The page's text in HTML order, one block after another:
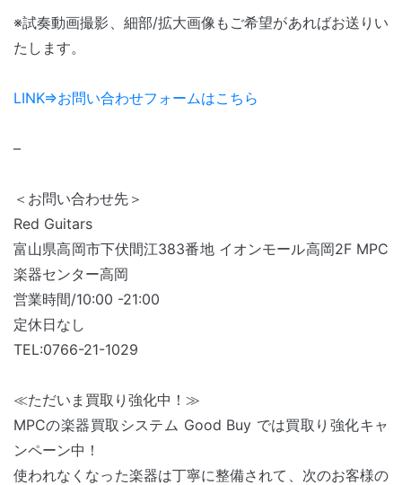
※試奏動画撮影、細部/拡大画像もご希望があればお送りい
たします。
LINK⇒お問い合わせフォームはこちら
–
＜お問い合わせ先＞
Red Guitars
富山県高岡市下伏間江383番地 イオンモール高岡2F MPC
楽器センター高岡
営業時間/10:00 -21:00
定休日なし
TEL:0766-21-1029
≪ただいま買取り強化中！≫
MPCの楽器買取システム Good Buy では買取り強化キャ
ンペーン中！
使われなくなった楽器は丁寧に整備されて、次のお客様の